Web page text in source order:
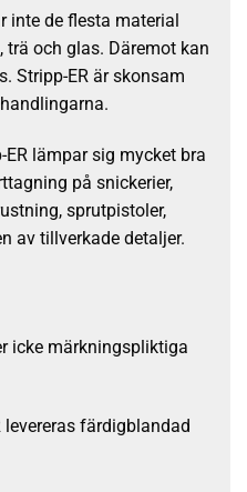
inte de flesta material
och glas. Däremot kan
Stripp-ER är skonsam
ER lämpar sig mycket bra
på snickerier,
sprutpistoler,
av tillverkade detaljer.
icke märkningspliktiga
levereras färdigblandad